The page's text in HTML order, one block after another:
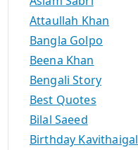
Attaullah Khan
Bangla Golpo
Beena Khan
Bengali Story
Best Quotes
Bilal Saeed
Birthday Kavithaigal